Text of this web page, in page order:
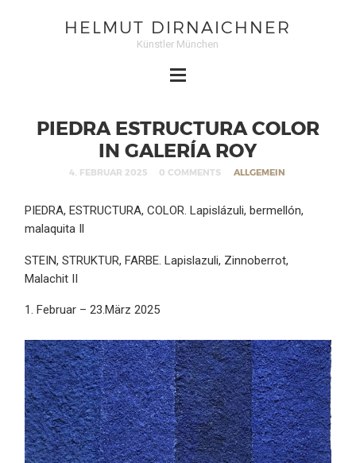
HELMUT DIRNAICHNER
Künstler München
PIEDRA ESTRUCTURA COLOR
IN GALERÍA ROY
4. FEBRUAR 2025 0 COMMENTS ALLGEMEIN
PIEDRA, ESTRUCTURA, COLOR. Lapislázuli, bermellón,
malaquita Il
STEIN, STRUKTUR, FARBE. Lapislazuli, Zinnoberrot,
Malachit II
1. Februar – 23.März 2025